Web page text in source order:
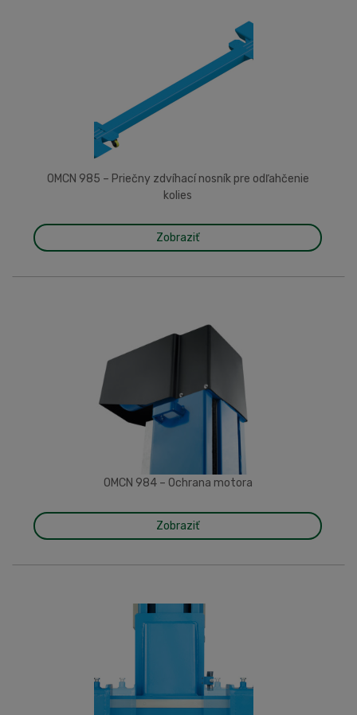
OMCN 985 – Priečny zdvíhací nosník pre odľahčenie
kolies
Zobraziť
OMCN 984 – Ochrana motora
Zobraziť